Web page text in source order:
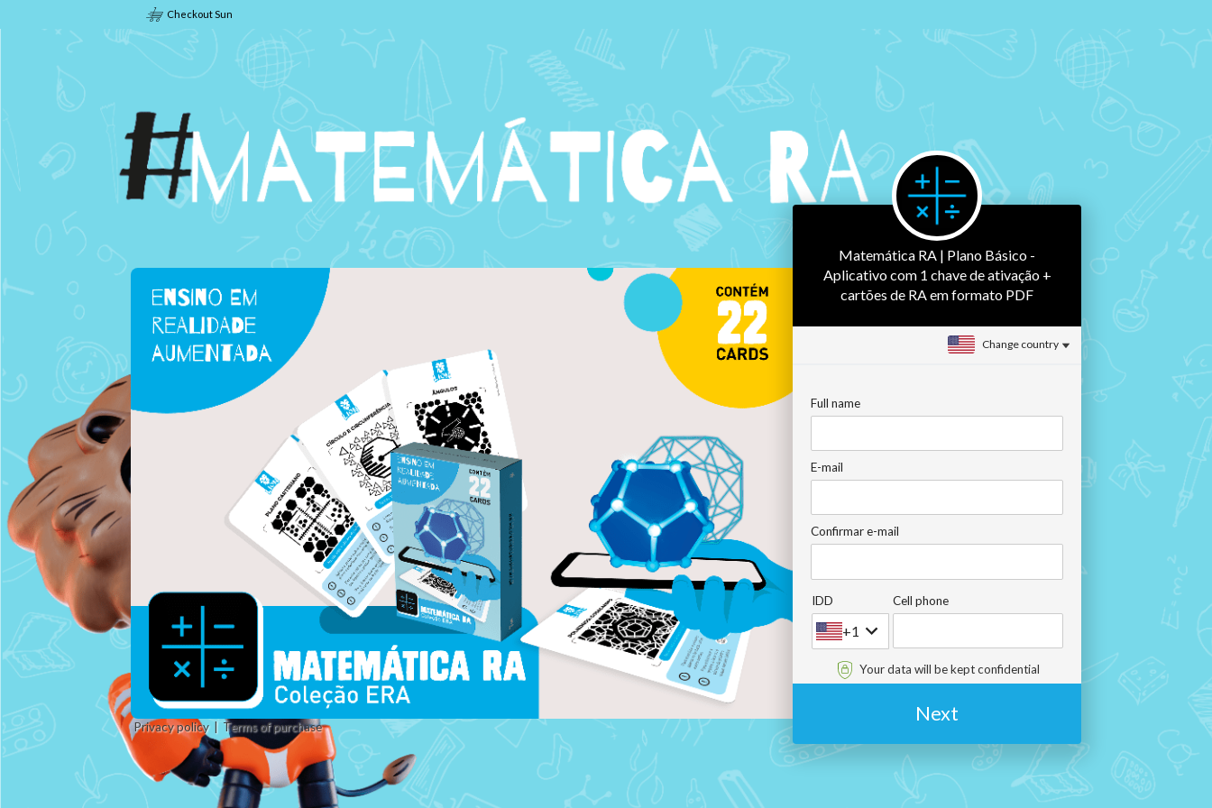
Checkout Sun
Privacy policy Terms of purchase
Matemática RA | Plano Básico -
Aplicativo com 1 chave de ativação +
cartões de RA em formato PDF
Change country
Full name
E-mail
Confirmar e-mail
IDD
+1
Cell phone
Your data will be kept confidential
Next